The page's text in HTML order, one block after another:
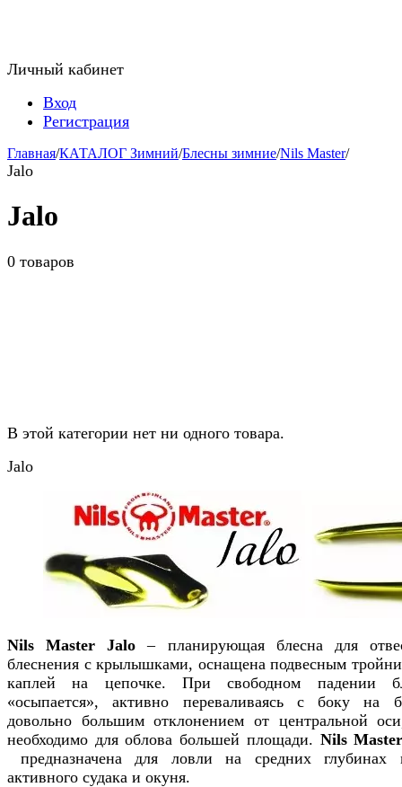
Личный кабинет
Вход
Регистрация
Главная/КАТАЛОГ Зимний/Блесны зимние/Nils Master/
Jalo
Jalo
0 товаров
В этой категории нет ни одного товара.
Jalo
Nils Master Jalo – планирующая блесна для
блеснения с крылышками, оснащена подвесным
каплей на цепочке. При свободном падении
«осыпается», активно переваливаясь с боку на
довольно большим отклонением от центральной
необходимо для облова большей площади. Nils
предназначена для ловли на средних глубинах
активного судака и окуня.